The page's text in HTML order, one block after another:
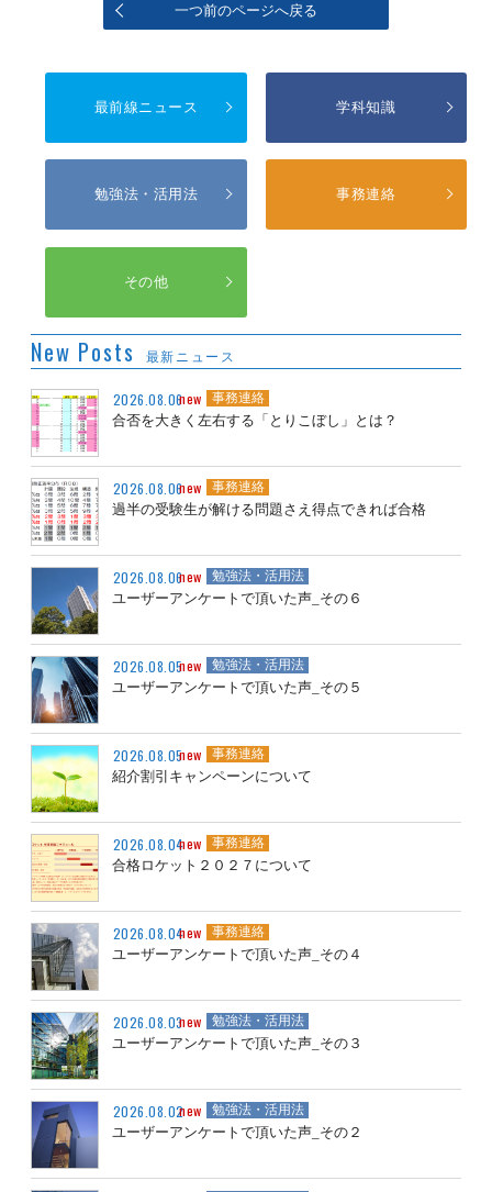
一つ前のページへ戻る
最前線ニュース 学科知識
勉強法・活用法 事務連絡
その他
New Posts 最新ニュース
2026.08.06new 事務連絡
合否を大きく左右する「とりこぼし」とは？
2026.08.06new 事務連絡
過半の受験生が解ける問題さえ得点できれば合格
2026.08.06new 勉強法・活用法
ユーザーアンケートで頂いた声_その６
2026.08.05new 勉強法・活用法
ユーザーアンケートで頂いた声_その５
2026.08.05new 事務連絡
紹介割引キャンペーンについて
2026.08.04new 事務連絡
合格ロケット２０２７について
2026.08.04new 事務連絡
ユーザーアンケートで頂いた声_その４
2026.08.03new 勉強法・活用法
ユーザーアンケートで頂いた声_その３
2026.08.02new 勉強法・活用法
ユーザーアンケートで頂いた声_その２